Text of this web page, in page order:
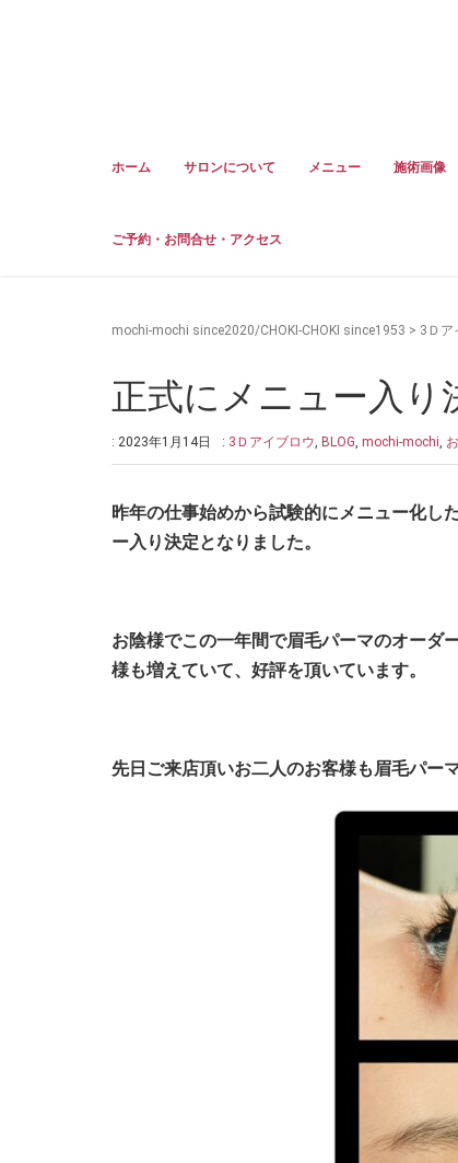
ホーム サロンについて メニュー 施術画像
ご予約・お問合せ・アクセス
mochi-mochi since2020/CHOKI-CHOKI since1953 > 3Ｄア
正式にメニュー入り
: 2023年1月14日 : 3Ｄアイブロウ, BLOG, mochi-mochi,
昨年の仕事始めから試験的にメニュー化し
ー入り決定となりました。
お陰様でこの一年間で眉毛パーマのオーダ
様も増えていて、好評を頂いています。
先日ご来店頂いお二人のお客様も眉毛パー